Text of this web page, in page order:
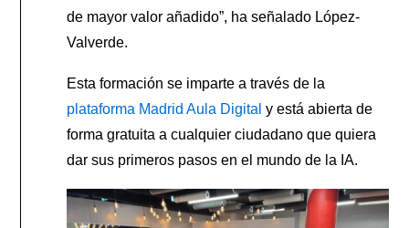
de mayor valor añadido”, ha señalado López-
Valverde.
Esta formación se imparte a través de la
plataforma Madrid Aula Digital y está abierta de
forma gratuita a cualquier ciudadano que quiera
dar sus primeros pasos en el mundo de la IA.